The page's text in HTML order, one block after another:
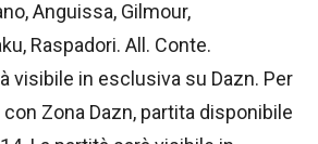
Anguissa, Gilmour,
Raspadori. All. Conte.
visibile in esclusiva su Dazn. Per
Zona Dazn, partita disponibile